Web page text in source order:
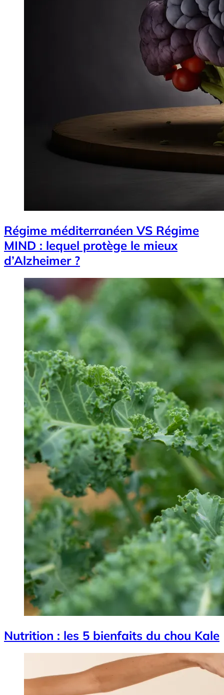
Régime méditerranéen VS Régime
MIND : lequel protège le mieux
d’Alzheimer ?
Image
Nutrition : les 5 bienfaits du chou Kale